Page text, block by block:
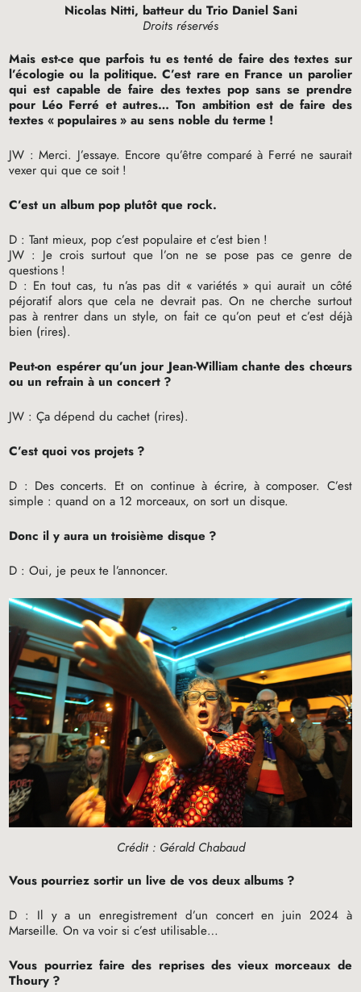
Nicolas Nitti, batteur du Trio Daniel Sani
Droits réservés
Mais est-ce que parfois tu es tenté de faire des textes sur
l’écologie ou la politique. C’est rare en France un parolier
qui est capable de faire des textes pop sans se prendre
pour Léo Ferré et autres… Ton ambition est de faire des
textes «populaires» au sens noble du terme !
JW : Merci. J’essaye. Encore qu’être comparé à Ferré ne saurait
vexer qui que ce soit !
C’est un album pop plutôt que rock.
D : Tant mieux, pop c’est populaire et c’est bien !
JW : Je crois surtout que l’on ne se pose pas ce genre de
questions !
D : En tout cas, tu n’as pas dit « variétés » qui aurait un côté
péjoratif alors que cela ne devrait pas. On ne cherche surtout
pas à rentrer dans un style, on fait ce qu’on peut et c’est déjà
bien (rires).
Peut-on espérer qu’un jour Jean-William chante des chœurs
ou un refrain à un concert ?
JW : Ça dépend du cachet (rires).
C’est quoi vos projets ?
D : Des concerts. Et on continue à écrire, à composer. C’est
simple : quand on a 12 morceaux, on sort un disque.
Donc il y aura un troisième disque ?
D : Oui, je peux te l’annoncer.
Crédit : Gérald Chabaud
Vous pourriez sortir un live de vos deux albums ?
D : Il y a un enregistrement d’un concert en juin 2024 à
Marseille. On va voir si c’est utilisable…
Vous pourriez faire des reprises des vieux morceaux de
Thoury ?